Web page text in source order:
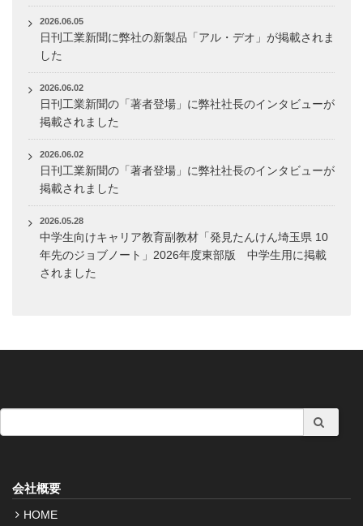
2026.06.05
日刊工業新聞に弊社の新製品「アル・デオ」が掲載されま
した
2026.06.02
日刊工業新聞の「著者登場」に弊社社長のインタビューが
掲載されました
2026.06.02
日刊工業新聞の「著者登場」に弊社社長のインタビューが
掲載されました
2026.05.28
中学生向けキャリア教育副教材「発見たんけん埼玉県 10
年先のジョブノート」2026年度東部版 中学生用に掲載
されました
会社概要
HOME